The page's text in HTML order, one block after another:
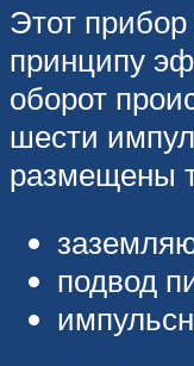
Этот
принципу
оборот
шести
размещены
подвод